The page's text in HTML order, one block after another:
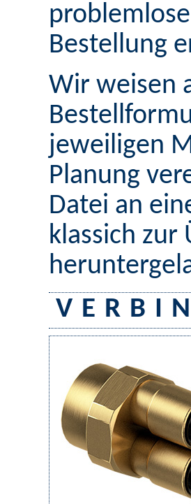
Bestellung
Wir weisen
jeweiligen
Planung
Datei an
klassich zur
V E R B I